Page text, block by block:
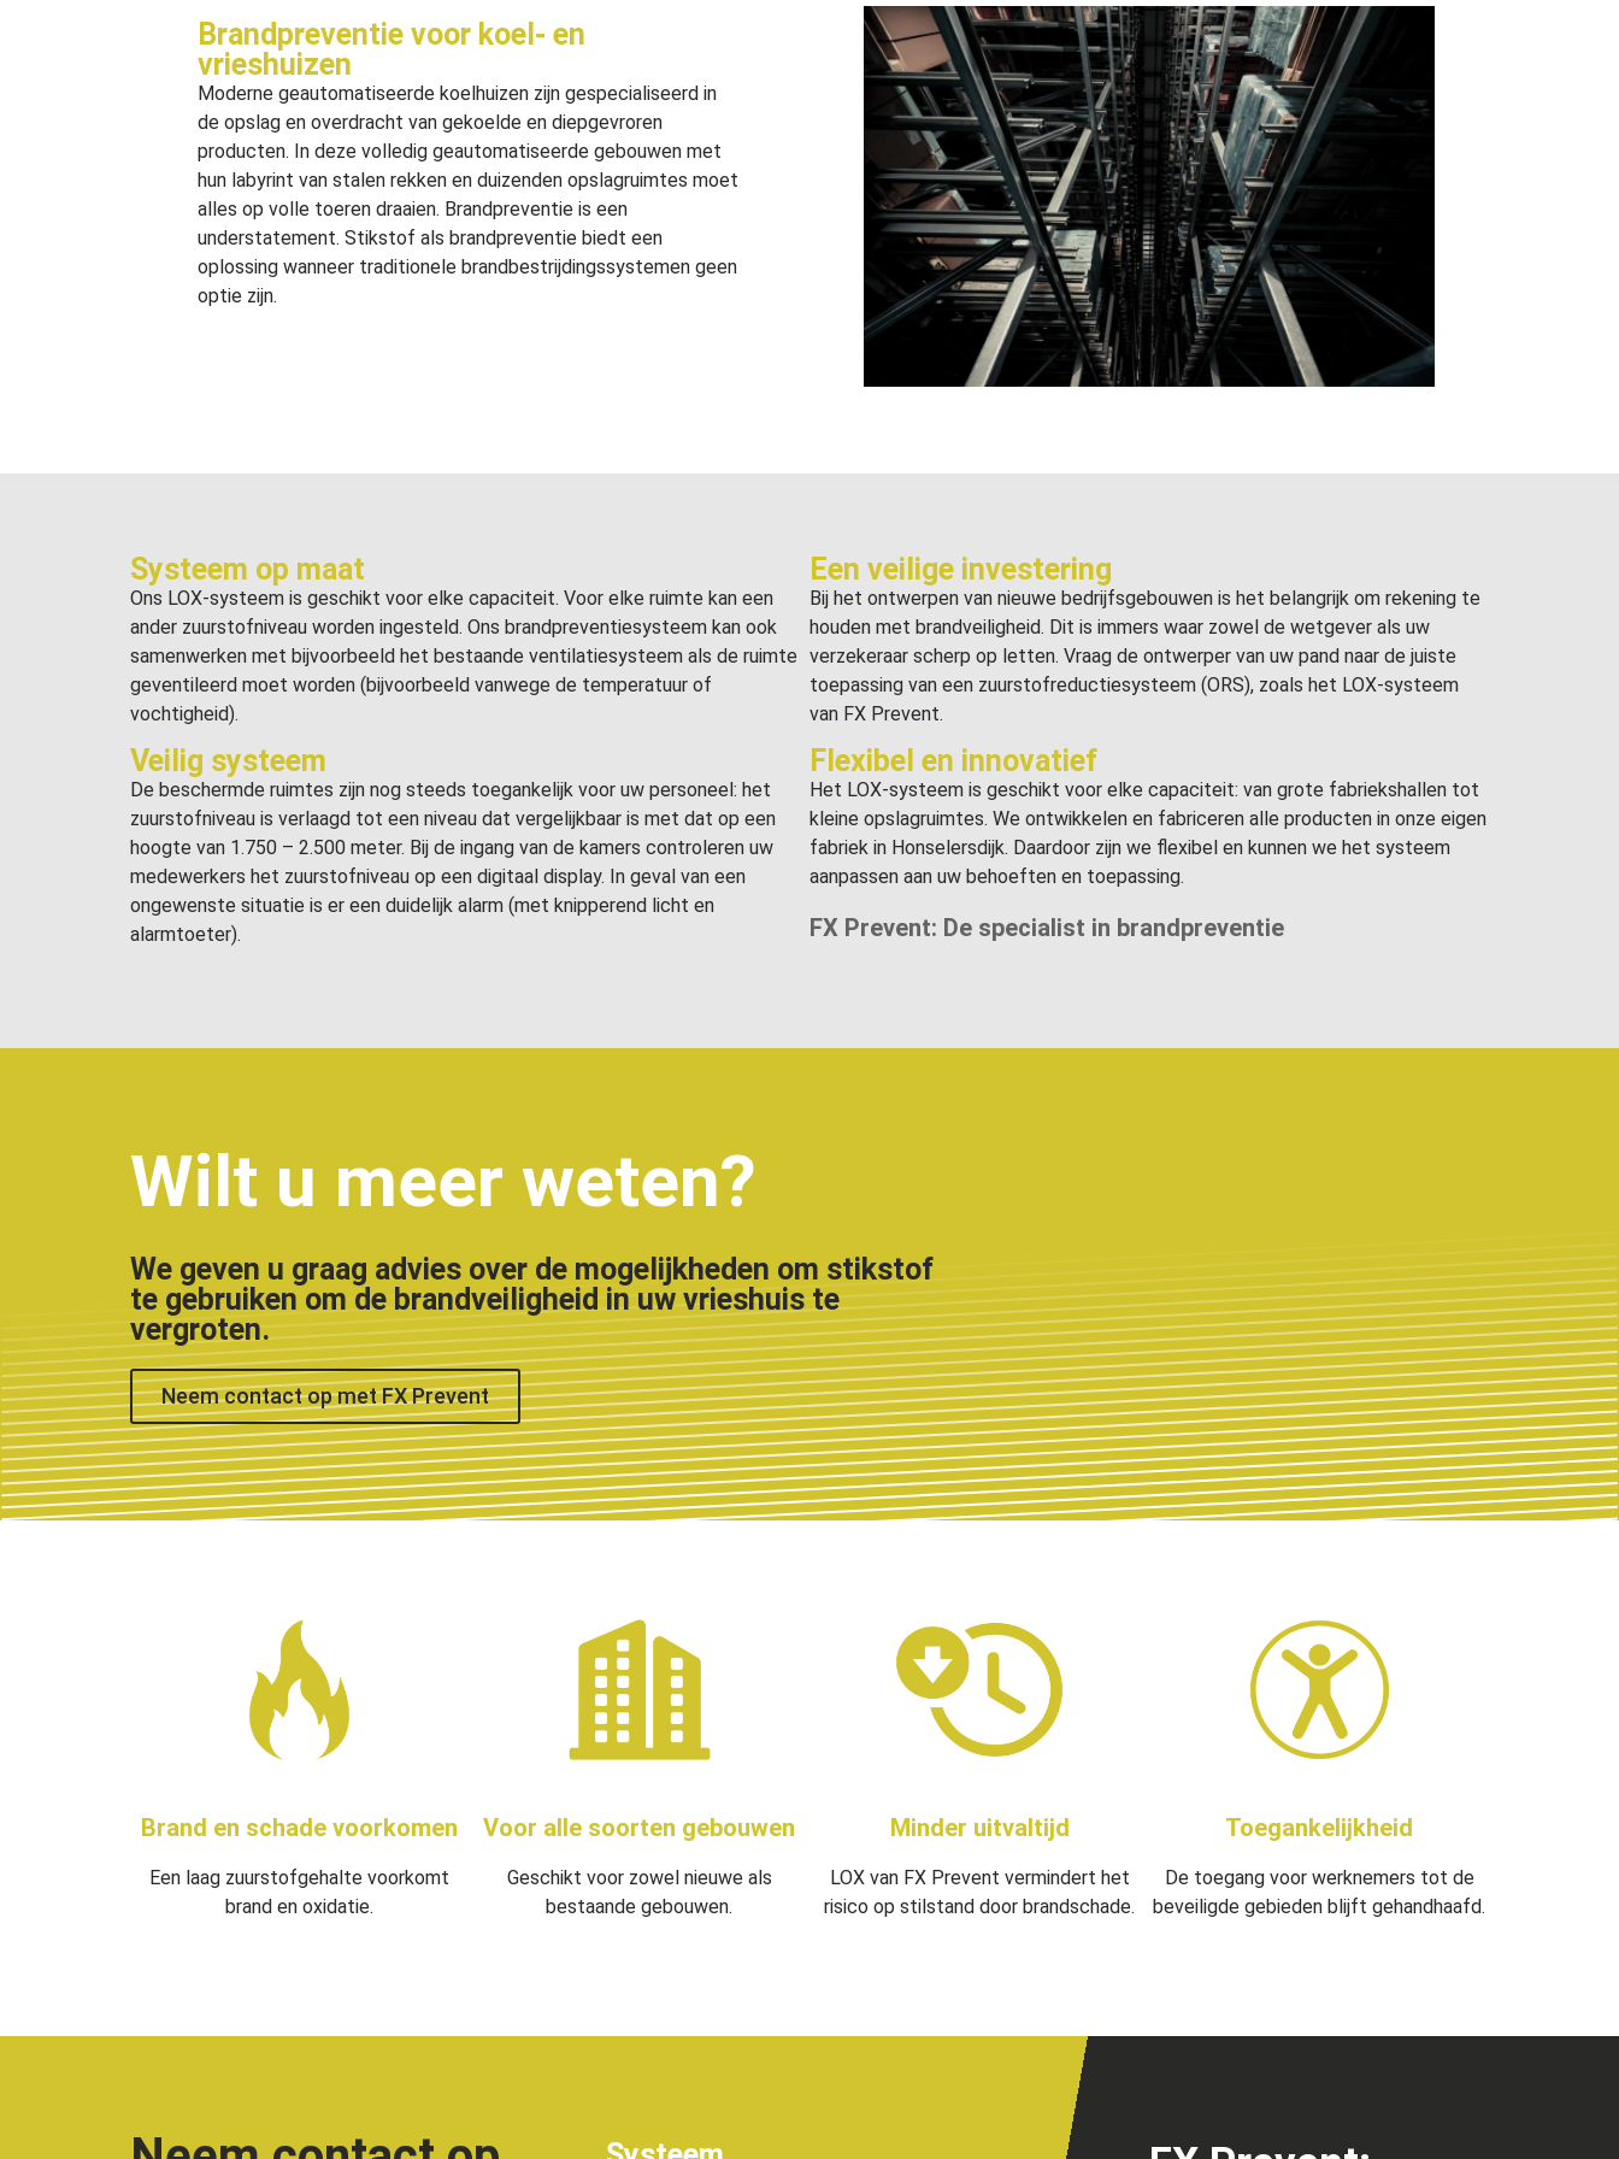
Brandpreventie voor koel- en
vrieshuizen
Moderne geautomatiseerde koelhuizen zijn gespecialiseerd in
de opslag en overdracht van gekoelde en diepgevroren
producten. In deze volledig geautomatiseerde gebouwen met
hun labyrint van stalen rekken en duizenden opslagruimtes moet
alles op volle toeren draaien. Brandpreventie is een
understatement. Stikstof als brandpreventie biedt een
oplossing wanneer traditionele brandbestrijdingssystemen geen
optie zijn.
Systeem op maat
Ons LOX-systeem is geschikt voor elke capaciteit. Voor elke ruimte kan een
ander zuurstofniveau worden ingesteld. Ons brandpreventiesysteem kan ook
samenwerken met bijvoorbeeld het bestaande ventilatiesysteem als de ruimte
geventileerd moet worden (bijvoorbeeld vanwege de temperatuur of
vochtigheid).
Veilig systeem
De beschermde ruimtes zijn nog steeds toegankelijk voor uw personeel: het
zuurstofniveau is verlaagd tot een niveau dat vergelijkbaar is met dat op een
hoogte van 1.750 – 2.500 meter. Bij de ingang van de kamers controleren uw
medewerkers het zuurstofniveau op een digitaal display. In geval van een
ongewenste situatie is er een duidelijk alarm (met knipperend licht en
alarmtoeter).
Een veilige investering
Bij het ontwerpen van nieuwe bedrijfsgebouwen is het belangrijk om rekening te
houden met brandveiligheid. Dit is immers waar zowel de wetgever als uw
verzekeraar scherp op letten. Vraag de ontwerper van uw pand naar de juiste
toepassing van een zuurstofreductiesysteem (ORS), zoals het LOX-systeem
van FX Prevent.
Flexibel en innovatief
Het LOX-systeem is geschikt voor elke capaciteit: van grote fabriekshallen tot
kleine opslagruimtes. We ontwikkelen en fabriceren alle producten in onze eigen
fabriek in Honselersdijk. Daardoor zijn we flexibel en kunnen we het systeem
aanpassen aan uw behoeften en toepassing.
FX Prevent: De specialist in brandpreventie
Wilt u meer weten?
We geven u graag advies over de mogelijkheden om stikstof
te gebruiken om de brandveiligheid in uw vrieshuis te
vergroten.
Neem contact op met FX Prevent
Brand en schade voorkomen
Een laag zuurstofgehalte voorkomt
brand en oxidatie.
Voor alle soorten gebouwen
Geschikt voor zowel nieuwe als
bestaande gebouwen.
Minder uitvaltijd
LOX van FX Prevent vermindert het
risico op stilstand door brandschade.
Toegankelijkheid
De toegang voor werknemers tot de
beveiligde gebieden blijft gehandhaafd.